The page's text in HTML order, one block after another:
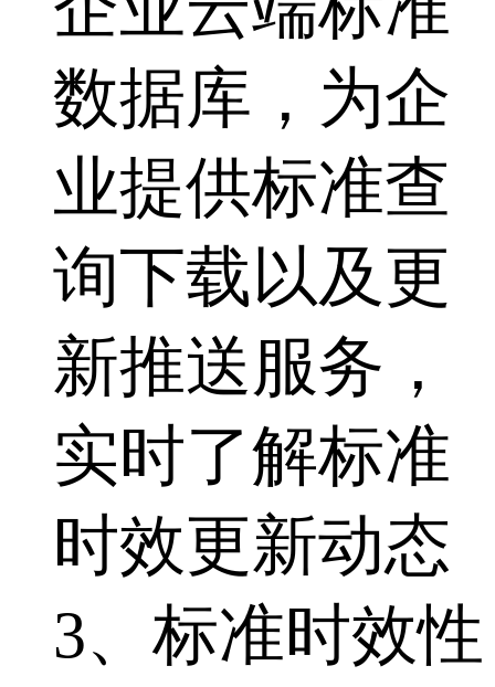
数据库，为企
业提供标准查
询下载以及更
新推送服务，
实时了解标准
时效更新动态
3、标准时效性